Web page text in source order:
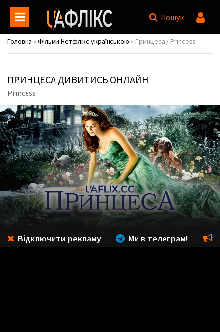
Пошук
Головна » Фільми Нетфлікс українською » Принцеса / Princess
ПРИНЦЕСА ДИВИТИСЬ ОНЛАЙН
Princess
Відключити рекламу Ми в телеграм!